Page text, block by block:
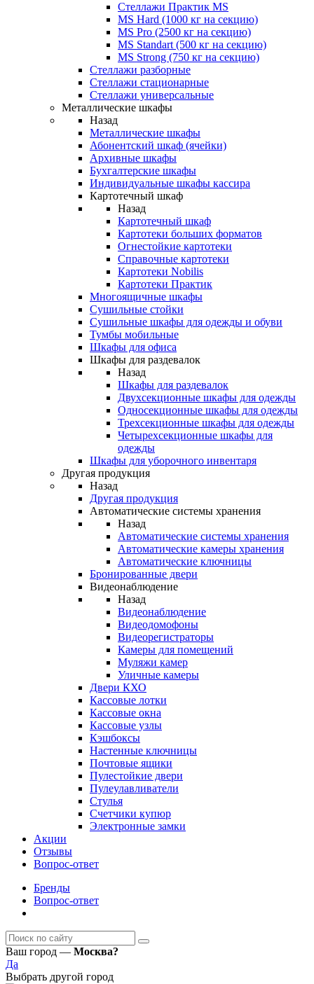
Стеллажи Практик MS
MS Hard (1000 кг на секцию)
MS Pro (2500 кг на секцию)
MS Standart (500 кг на секцию)
MS Strong (750 кг на секцию)
Стеллажи разборные
Стеллажи стационарные
Стеллажи универсальные
Металлические шкафы
Назад
Металлические шкафы
Абонентский шкаф (ячейки)
Архивные шкафы
Бухгалтерские шкафы
Индивидуальные шкафы кассира
Картотечный шкаф
Назад
Картотечный шкаф
Картотеки больших форматов
Огнестойкие картотеки
Справочные картотеки
Картотеки Nobilis
Картотеки Практик
Многоящичные шкафы
Сушильные стойки
Сушильные шкафы для одежды и обуви
Тумбы мобильные
Шкафы для офиса
Шкафы для раздевалок
Назад
Шкафы для раздевалок
Двухсекционные шкафы для одежды
Односекционные шкафы для одежды
Трехсекционные шкафы для одежды
Четырехсекционные шкафы для
одежды
Шкафы для уборочного инвентаря
Другая продукция
Назад
Другая продукция
Автоматические системы хранения
Назад
Автоматические системы хранения
Автоматические камеры хранения
Автоматические ключницы
Бронированные двери
Видеонаблюдение
Назад
Видеонаблюдение
Видеодомофоны
Видеорегистраторы
Камеры для помещений
Муляжи камер
Уличные камеры
Двери КХО
Кассовые лотки
Кассовые окна
Кассовые узлы
Кэшбоксы
Настенные ключницы
Почтовые ящики
Пулестойкие двери
Пулеулавливатели
Стулья
Счетчики купюр
Электронные замки
Акции
Отзывы
Вопрос-ответ
Бренды
Вопрос-ответ
Ваш город — Москва?
Да
Выбрать другой город